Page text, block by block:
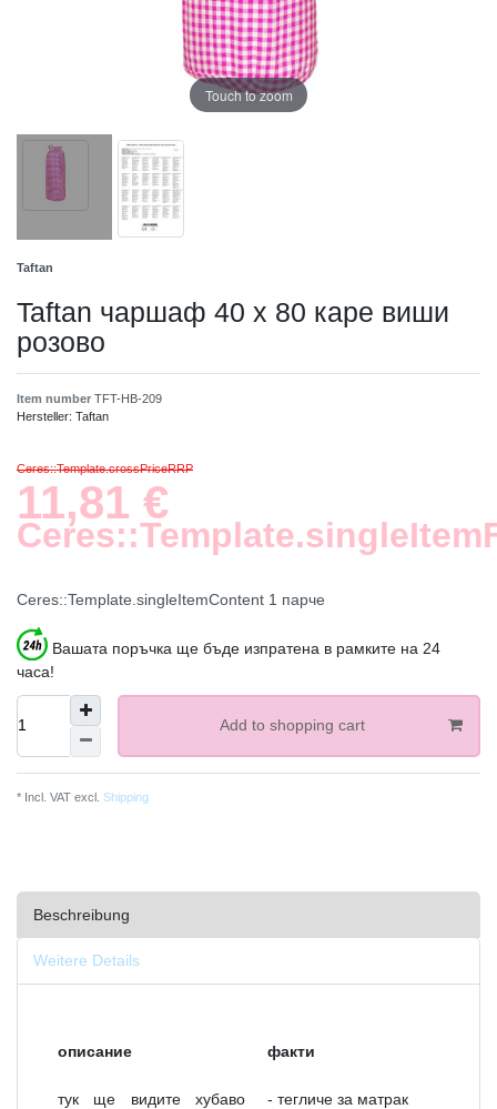
Touch to zoom
Taftan
Taftan чаршаф 40 x 80 каре виши
розово
Item number TFT-HB-209
Hersteller: Taftan
Ceres::Template.crossPriceRRP
11,81 €
Ceres::Template.singleItemContent 1 парче
Вашата поръчка ще бъде изпратена в рамките на 24
часа!
Add to shopping cart
* Incl. VAT excl. Shipping
Beschreibung
Weitere Details
описание факти
тук ще видите хубаво
- тегличе за матрак